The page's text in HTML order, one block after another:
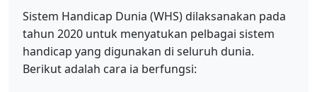
Sistem Handicap Dunia (WHS) dilaksanakan pada
tahun 2020 untuk menyatukan pelbagai sistem
handicap yang digunakan di seluruh dunia.
Berikut adalah cara ia berfungsi: